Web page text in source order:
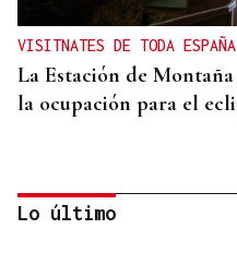
VISITNATES DE TODA ESPAÑA
La Estación de
la ocupación para el
Lo último